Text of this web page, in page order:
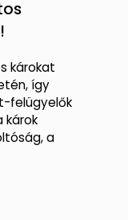
károkat
így
felügyelők
károk
a